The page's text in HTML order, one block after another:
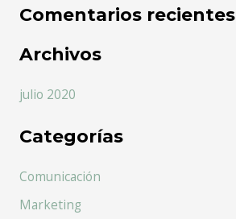
Comentarios recientes
Archivos
julio 2020
Categorías
Comunicación
Marketing